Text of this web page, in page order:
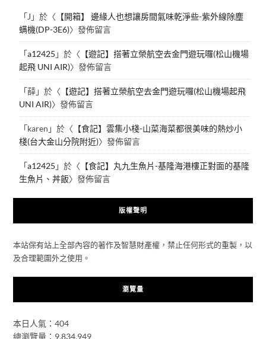
「J 」於〈 【開箱】 邊緣人也想讓房間氣味乾淨些-紫外線除塵
螨機(DP-3E6)〉發佈留言
「a12425 」於〈 【遊記】搭著立榮航空去金門遊玩囉(松山機場
起飛 UNI AIR)〉發佈留言
「薛」於〈 【遊記】搭著立榮航空去金門遊玩囉(松山機場起飛
UNI AIR)〉發佈留言
「karen 」於〈 【食記】雲集小棧-山菜海菜都很美味的熱炒小
棧(台大金山分院附近)〉發佈留言
「a12425 」於〈 【食記】丸九生魚片-基隆海港樓正對面的基隆
生魚片、丼飯〉發佈留言
版權聲明
本站保有站上全部內容的著作及智慧財產權，禁止任何形式的重製，以
及合理範圍外之使用。
瀏覽量
本日人氣：404
總瀏覽量：9,834,949